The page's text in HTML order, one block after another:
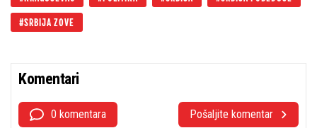
SRBIJA ZOVE
Komentari
0 komentara Pošaljite komentar